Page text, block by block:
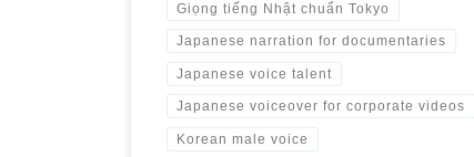
Giọng tiếng Nhật chuẩn Tokyo
Japanese narration for documentaries
Japanese voice talent
Japanese voiceover for corporate videos
Korean male voice